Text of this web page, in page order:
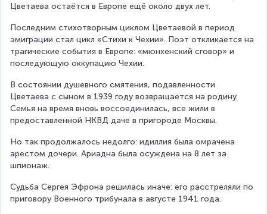
Цветаева остаётся в Европе ещё около двух лет.
Последним стихотворным циклом Цветаевой в период
эмиграции стал цикл «Стихи к Чехии». Поэт откликается на
трагические события в Европе: «мюнхенский сговор» и
последующую оккупацию Чехии.
В состоянии душевного смятения, подавленности
Цветаева с сыном в 1939 году возвращается на родину.
Семья на время вновь воссоединилась, все жили в
предоставленной НКВД даче в пригороде Москвы.
Но так продолжалось недолго: идиллия была омрачена
арестом дочери. Ариадна была осуждена на 8 лет за
шпионаж.
Судьба Сергея Эфрона решилась иначе: его расстреляли по
приговору Военного трибунала в августе 1941 года.